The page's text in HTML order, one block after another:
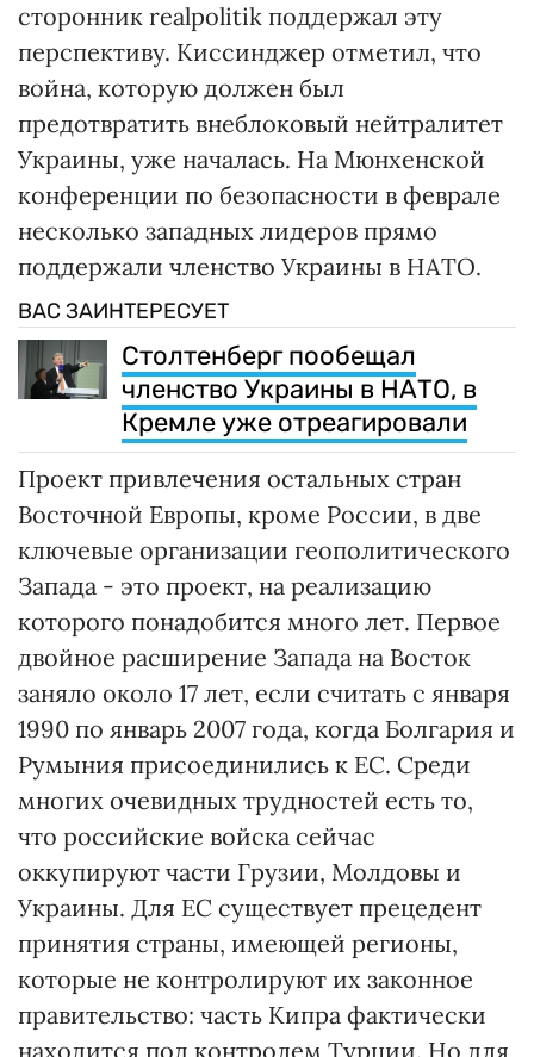
сторонник realpolitik поддержал эту
перспективу. Киссинджер отметил, что
война, которую должен был
предотвратить внеблоковый нейтралитет
Украины, уже началась. На Мюнхенской
конференции по безопасности в феврале
несколько западных лидеров прямо
поддержали членство Украины в НАТО.
ВАС ЗАИНТЕРЕСУЕТ
Столтенберг пообещал
членство Украины в НАТО, в
Кремле уже отреагировали
Проект привлечения остальных стран
Восточной Европы, кроме России, в две
ключевые организации геополитического
Запада - это проект, на реализацию
которого понадобится много лет. Первое
двойное расширение Запада на Восток
заняло около 17 лет, если считать с января
1990 по январь 2007 года, когда Болгария и
Румыния присоединились к ЕС. Среди
многих очевидных трудностей есть то,
что российские войска сейчас
оккупируют части Грузии, Молдовы и
Украины. Для ЕС существует прецедент
принятия страны, имеющей регионы,
которые не контролируют их законное
правительство: часть Кипра фактически
находится под контролем Турции. Но для